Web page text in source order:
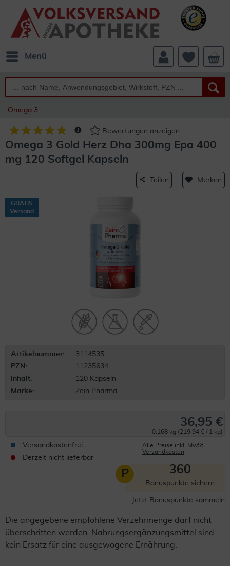
Menü
Omega 3
Bewertungen anzeigen
Omega 3 Gold Herz Dha 300mg Epa 400
mg 120 Softgel Kapseln
Teilen Merken
GRATIS
Versand
Artikelnummer:
3114535
PZN:
11235634
Inhalt:
120 Kapseln
Marke:
Zein Pharma
36,95 €
0.168 kg (219,94 € / 1 kg)
Versandkostenfrei
Derzeit nicht lieferbar
Alle Preise inkl. MwSt.
Versandkosten
P 360
Bonuspunkte sichern
Jetzt Bonuspunkte sammeln
Die angegebene empfohlene Verzehrmenge darf nicht
überschritten werden. Nahrungsergänzungsmittel sind
kein Ersatz für eine ausgewogene Ernährung.